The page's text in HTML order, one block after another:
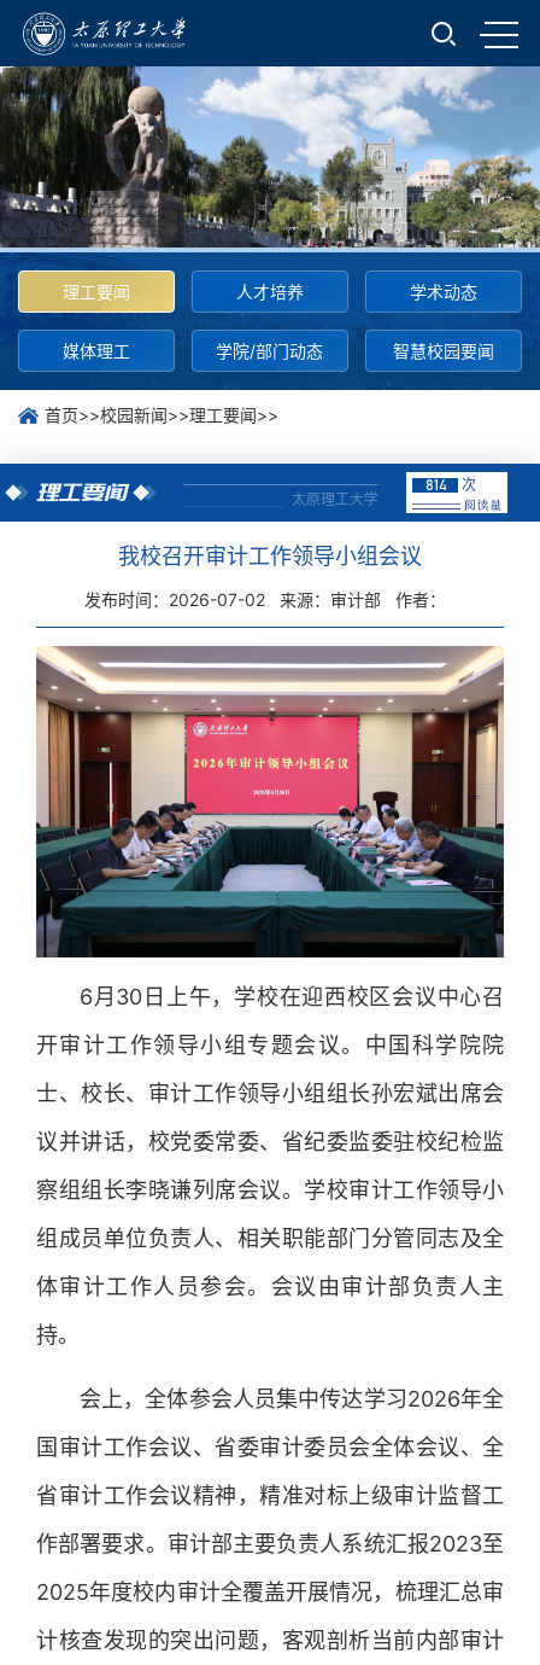
理工要闻 人才培养 学术动态
媒体理工 学院/部门动态 智慧校园要闻
首页>>校园新闻>>理工要闻>>
理工要闻 太原理工大学
814 次
我校召开审计工作领导小组会议
发布时间：2026-07-02 来源：审计部 作者：
6月30日上午，学校在迎西校区会议中心召
开审计工作领导小组专题会议。中国科学院院
士、校长、审计工作领导小组组长孙宏斌出席会
议并讲话，校党委常委、省纪委监委驻校纪检监
察组组长李晓谦列席会议。学校审计工作领导小
组成员单位负责人、相关职能部门分管同志及全
体审计工作人员参会。会议由审计部负责人主
持。
会上，全体参会人员集中传达学习2026年全
国审计工作会议、省委审计委员会全体会议、全
省审计工作会议精神，精准对标上级审计监督工
作部署要求。审计部主要负责人系统汇报2023至
2025年度校内审计全覆盖开展情况，梳理汇总审
计核查发现的突出问题，客观剖析当前内部审计